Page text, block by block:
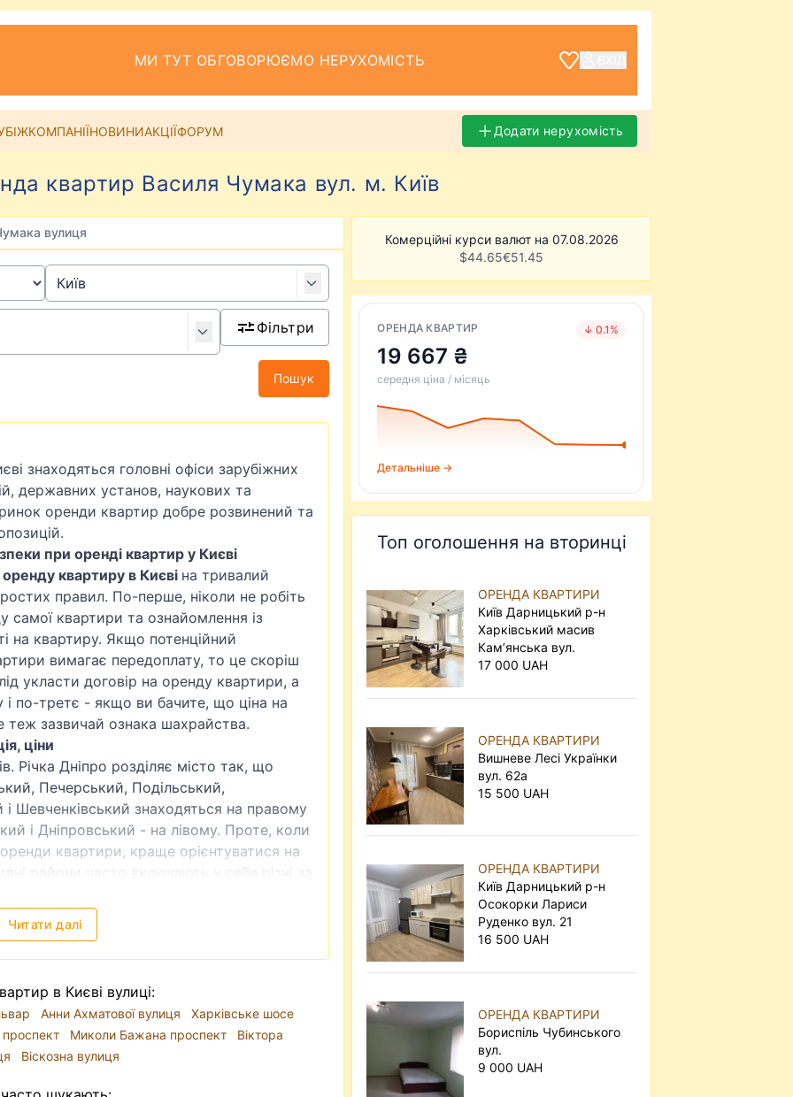
МИ ТУТ ОБГОВОРЮЄМО НЕРУХОМІСТЬ
КОМПАНІЇНОВИНИАКЦІЇФОРУМ Додати нерухомість
квартир Василя Чумака вул. м. Київ
вулиця
Фільтри
Пошук
знаходяться головні офіси зарубіжних
державних установ, наукових та
оренди квартир добре розвинений та
при оренді квартир у Києві
оренду квартиру в Києві на тривалий
правил. По-перше, ніколи не робіть
самої квартири та ознайомлення із
на квартиру. Якщо потенційний
вимагає передоплату, то це скоріш
укласти договір на оренду квартири, а
по-третє - якщо ви бачите, що ціна на
зазвичай ознака шахрайства.
ціни
Річка Дніпро розділяє місто так, що
, Печерський, Подільський,
Шевченківський знаходяться на правому
і Дніпровський - на лівому. Проте, коли
квартири, краще орієнтуватися на
райони часто включають у себе різні за
центр Києва і райони, ближчі до
відіграє метро. Через затори на
довготривало, то опція з
традиційно високий попит, хоча
в сторону Заходу України, а також
квартиру у Києві можна на різний смак та
Читати далі
в Києві вулиці:
Анни Ахматової вулиця
Харківське шосе
Миколи Бажана проспект
Віктора
Віскозна вулиця
Комерційні курси валют на 07.08.2026
$44.65€51.45
ОРЕНДА КВАРТИР ↓ 0.1%
19 667 ₴
середня ціна / місяць
Детальніше →
Топ оголошення на вторинці
ОРЕНДА КВАРТИРИ
Київ Дарницький р-н
Харківський масив
Кам’янська вул.
17 000 UAH
ОРЕНДА КВАРТИРИ
Вишневе Лесі Українки
вул. 62а
15 500 UAH
ОРЕНДА КВАРТИРИ
Київ Дарницький р-н
Осокорки Лариси
Руденко вул. 21
16 500 UAH
ОРЕНДА КВАРТИРИ
Бориспіль Чубинського
вул.
9 000 UAH